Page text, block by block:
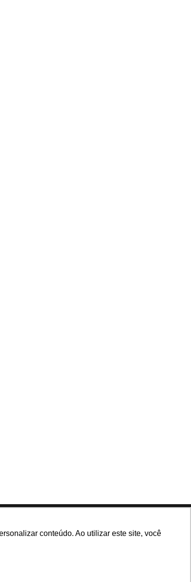
conteúdo. Ao utilizar este site, você
Siga nossas redes